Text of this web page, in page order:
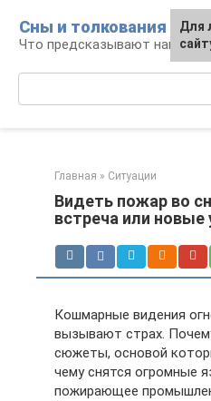
контенту
Сны и толкования
Что предсказывают нам
Главная » Ситуации
Видеть пожар во
встреча или новые
Кошмарные видения
вызывают страх.
сюжеты, основой
чему снятся огромные
пожирающее
Для